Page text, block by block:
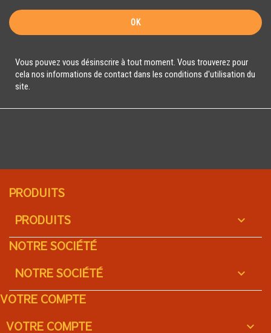
Vous pouvez vous désinscrire à tout moment. Vous trouverez pour
cela nos informations de contact dans les conditions d'utilisation du
site.
PRODUITS
PRODUITS

NOTRE SOCIÉTÉ
NOTRE SOCIÉTÉ

VOTRE COMPTE
VOTRE COMPTE
